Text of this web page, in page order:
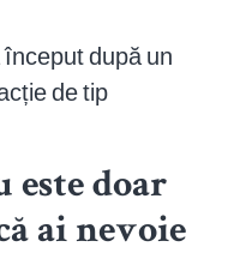
după un
de tip
este doar
ai nevoie